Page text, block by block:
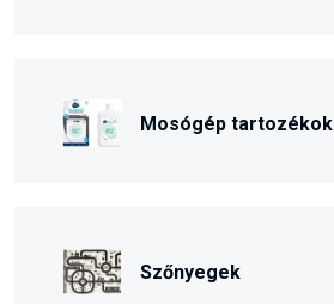
Mosógép tartozékok
Szőnyegek